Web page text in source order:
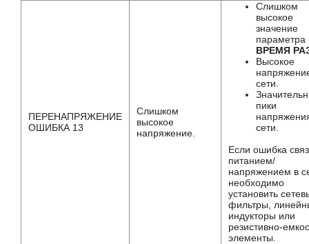
ПЕРЕНАПРЯЖЕНИЕ
ОШИБКА 13
Слишком
высокое
напряжение.
Слишком
высокое
значение
параметра
ВРЕМЯ
Высокое
сети.
пики
сети.
Если ошибка
питанием/
напряжением в
необходимо
установить
фильтры,
индукторы или
резистивно-
элементы.